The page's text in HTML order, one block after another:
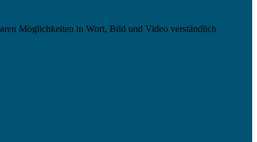
Möglichkeiten in Wort, Bild und Video verständlich